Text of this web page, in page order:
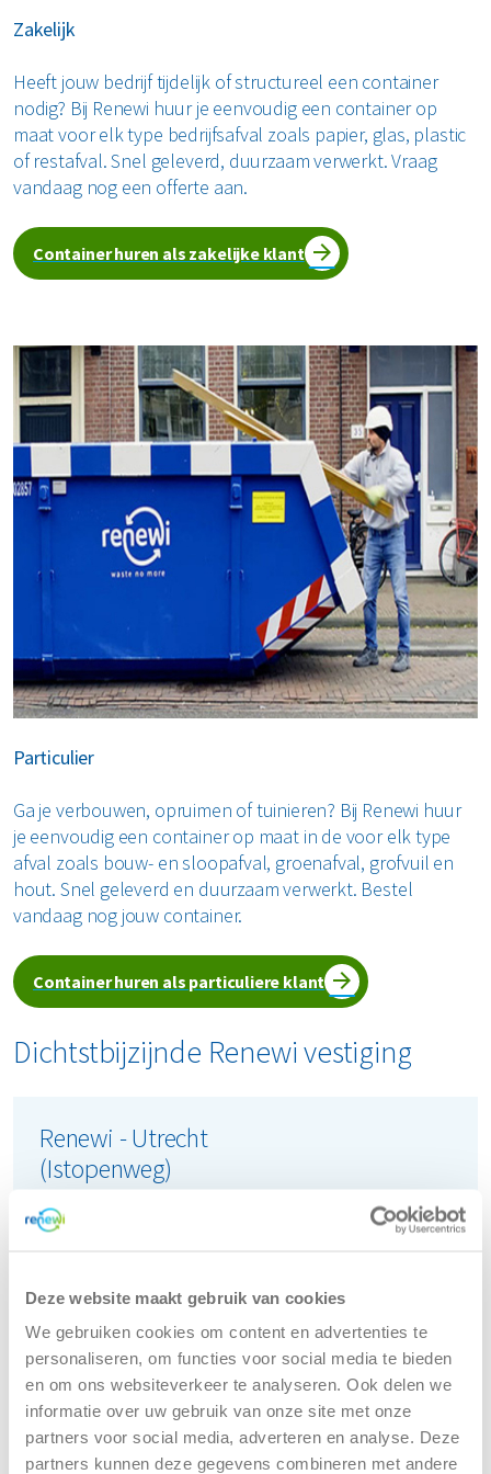
Deze website maakt gebruik van cookies
We gebruiken cookies om content en advertenties te
personaliseren, om functies voor social media te bieden
en om ons websiteverkeer te analyseren. Ook delen we
informatie over uw gebruik van onze site met onze
partners voor social media, adverteren en analyse. Deze
partners kunnen deze gegevens combineren met andere
Zakelijk
Heeft jouw bedrijf tijdelijk of structureel een container
nodig? Bij Renewi huur je eenvoudig een container op
maat voor elk type bedrijfsafval zoals papier, glas, plastic
of restafval. Snel geleverd, duurzaam verwerkt. Vraag
vandaag nog een offerte aan.
Container huren als zakelijke klant
Particulier
Ga je verbouwen, opruimen of tuinieren? Bij Renewi huur
je eenvoudig een container op maat in de voor elk type
afval zoals bouw- en sloopafval, groenafval, grofvuil en
hout. Snel geleverd en duurzaam verwerkt. Bestel
vandaag nog jouw container.
Container huren als particuliere klant
Dichtstbijzijnde Renewi vestiging
Renewi - Utrecht
(Istopenweg)
Tel:088 7003800
(Bereikbaar tijdens kantooruren)
Openingstijden locatie:
maandag
08:00 - 17:00